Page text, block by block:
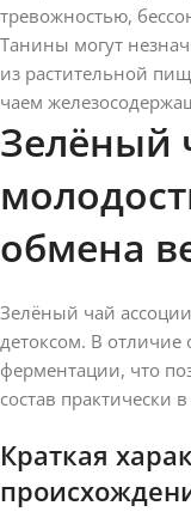
тревожностью,
Танины могут
из растительной
чаем
Зелёный
обмена
Зелёный чай
детоксом. В отличие
ферментации, что
состав практически
Краткая